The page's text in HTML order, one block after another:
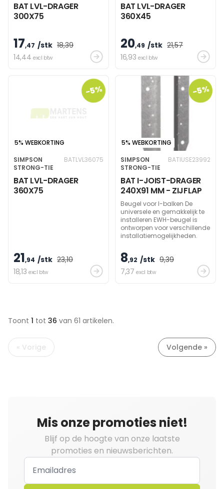
BAT LVL-DRAGER
300X75
17,47 /stk 18,39
14,44 excl btw
BAT LVL-DRAGER
360X45
20,49 /stk 21,57
16,93 excl btw
-5%
5% WEBKORTING
SIMPSON
STRONG-TIE
BATLVL36075
BAT LVL-DRAGER
360X75
21,94 /stk 23,10
18,13 excl btw
-5%
5% WEBKORTING
SIMPSON
STRONG-TIE
BATIUSE23992
BAT I-JOIST-DRAGER
240X91 MM - ZIJFLAP
Beugel voor I-balken De
universele en gemakkelijk te
installeren EWH-beugel is
ontworpen voor verschillende
installatiemogelijkheden.
8,92 /stk 9,39
7,37 excl btw
Toont 1 tot 36 van 61 artikelen.
« Vorige Volgende »
Mis onze promoties niet!
Blijf op de hoogte van onze laatste
promoties en nieuwsberichten.